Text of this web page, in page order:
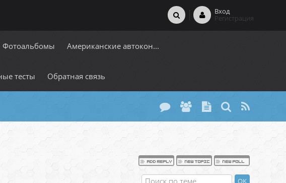
Вход
Регистрация
Фотоальбомы Американские автокон...
тесты Обратная связь